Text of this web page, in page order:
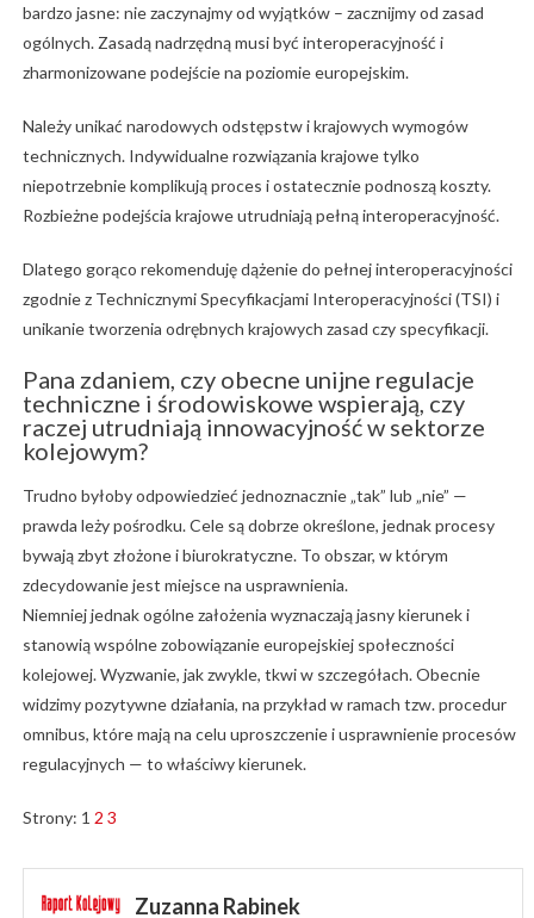
bardzo jasne: nie zaczynajmy od wyjątków – zacznijmy od zasad
ogólnych. Zasadą nadrzędną musi być interoperacyjność i
zharmonizowane podejście na poziomie europejskim.
Należy unikać narodowych odstępstw i krajowych wymogów
technicznych. Indywidualne rozwiązania krajowe tylko
niepotrzebnie komplikują proces i ostatecznie podnoszą koszty.
Rozbieżne podejścia krajowe utrudniają pełną interoperacyjność.
Dlatego gorąco rekomenduję dążenie do pełnej interoperacyjności
zgodnie z Technicznymi Specyfikacjami Interoperacyjności (TSI) i
unikanie tworzenia odrębnych krajowych zasad czy specyfikacji.
Pana zdaniem, czy obecne unijne regulacje
techniczne i środowiskowe wspierają, czy
raczej utrudniają innowacyjność w sektorze
kolejowym?
Trudno byłoby odpowiedzieć jednoznacznie „tak” lub „nie” —
prawda leży pośrodku. Cele są dobrze określone, jednak procesy
bywają zbyt złożone i biurokratyczne. To obszar, w którym
zdecydowanie jest miejsce na usprawnienia.
Niemniej jednak ogólne założenia wyznaczają jasny kierunek i
stanowią wspólne zobowiązanie europejskiej społeczności
kolejowej. Wyzwanie, jak zwykle, tkwi w szczegółach. Obecnie
widzimy pozytywne działania, na przykład w ramach tzw. procedur
omnibus, które mają na celu uproszczenie i usprawnienie procesów
regulacyjnych — to właściwy kierunek.
Strony: 1 2 3
Zuzanna Rabinek